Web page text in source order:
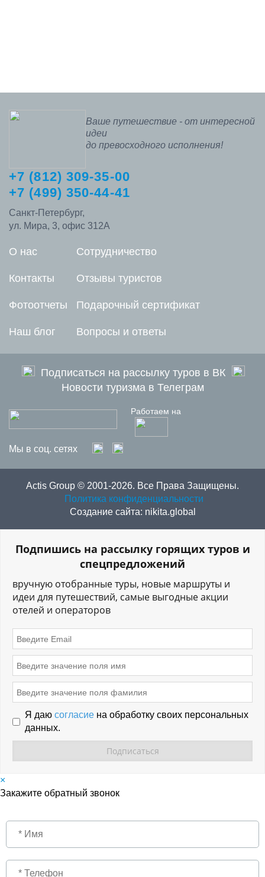
Ваше путешествие - от интересной
идеи
до превосходного исполнения!
+7 (812) 309-35-00
+7 (499) 350-44-41
Санкт-Петербург,
ул. Мира, 3, офис 312А
О нас
Контакты
Фотоотчеты
Наш блог
Сотрудничество
Отзывы туристов
Подарочный сертификат
Вопросы и ответы
Подписаться на рассылку туров в ВК
Новости туризма в Телеграм
Работаем на
Мы в соц. сетях
Actis Group © 2001-2026. Все Права Защищены.
Политика конфиденциальности
Создание сайта: nikita.global
Подпишись на рассылку горящих туров и
спецпредложений
вручную отобранные туры, новые маршруты и
идеи для путешествий, самые выгодные акции
отелей и операторов
Я даю согласие на обработку своих персональных
данных.
×
Закажите обратный звонок